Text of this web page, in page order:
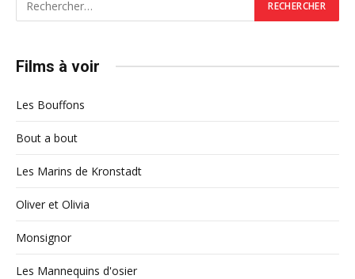
Films à voir
Les Bouffons
Bout a bout
Les Marins de Kronstadt
Oliver et Olivia
Monsignor
Les Mannequins d'osier